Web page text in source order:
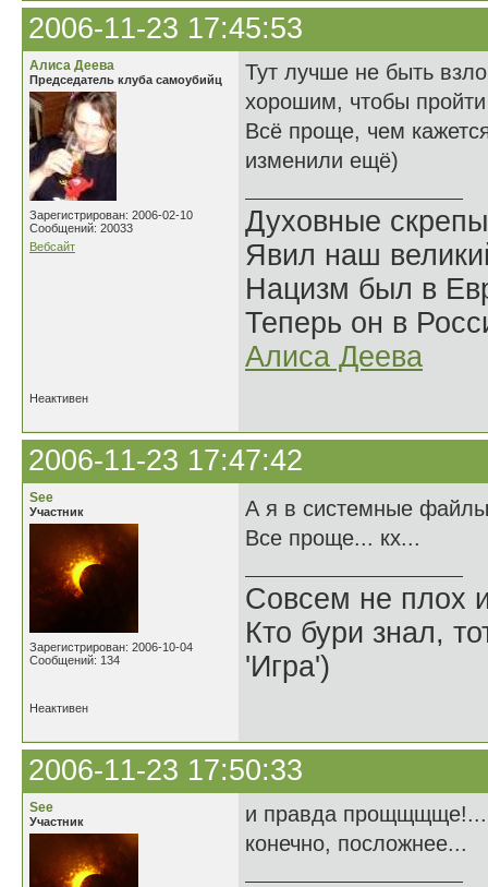
2006-11-23 17:45:53
Алиса Деева
Председатель клуба самоубийц
Зарегистрирован: 2006-02-10
Сообщений: 20033
Вебсайт
Тут лучше не быть
хорошим, чтобы
Всё проще, чем
изменили ещё)
Духовные
Явил наш
Нацизм был в
Теперь он в
Алиса Деева
Неактивен
2006-11-23 17:47:42
See
Участник
Зарегистрирован: 2006-10-04
Сообщений: 134
А я в системные
Все проще... кх...
Совсем не плох
Кто бури знал,
'Игра')
Неактивен
2006-11-23 17:50:33
See
Участник
и правда прощщщще!...
конечно, посложнее...